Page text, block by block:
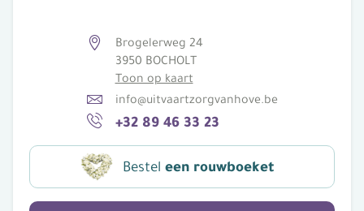
Brogelerweg 24
3950 BOCHOLT
Toon op kaart
info@uitvaartzorgvanhove.be
+32 89 46 33 23
Bestel een rouwboeket